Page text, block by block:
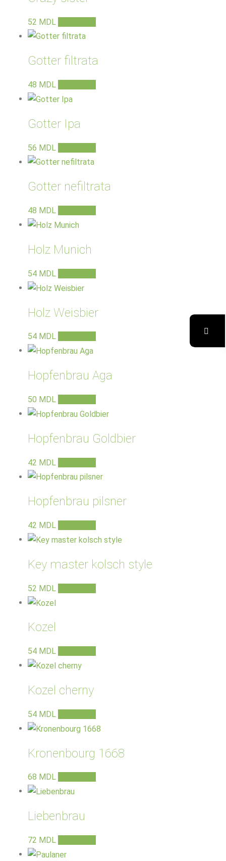
52 MDL
Gotter filtrata
48 MDL
Gotter Ipa
56 MDL
Gotter nefiltrata
48 MDL
Holz Munich
54 MDL
Holz Weisbier
54 MDL
Hopfenbrau Aga
50 MDL
Hopfenbrau Goldbier
42 MDL
Hopfenbrau pilsner
42 MDL
Key master kolsch style
52 MDL
Kozel
54 MDL
Kozel cherny
54 MDL
Kronenbourg 1668
68 MDL
Liebenbrau
72 MDL